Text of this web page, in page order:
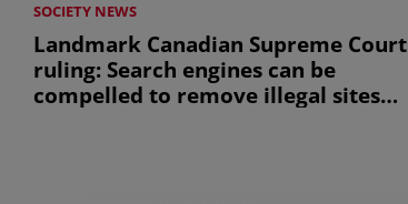
SOCIETY NEWS
Landmark Canadian Supreme Court
ruling: Search engines can be
compelled to remove illegal sites